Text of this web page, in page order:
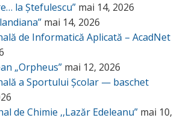
la Ștefulescu” mai 14, 2026
mai 14, 2026
de Informatică Aplicată – AcadNet
„Orpheus” mai 12, 2026
a Sportului Școlar — baschet
de Chimie ,,Lazăr Edeleanu” mai 10,